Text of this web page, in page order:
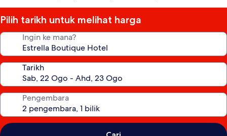
Pilih tarikh untuk melihat harga
Ingin ke mana?
Tarikh
Pengembara